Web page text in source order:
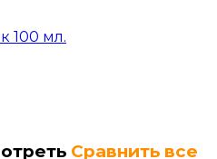
100 мл.
Сравнить все